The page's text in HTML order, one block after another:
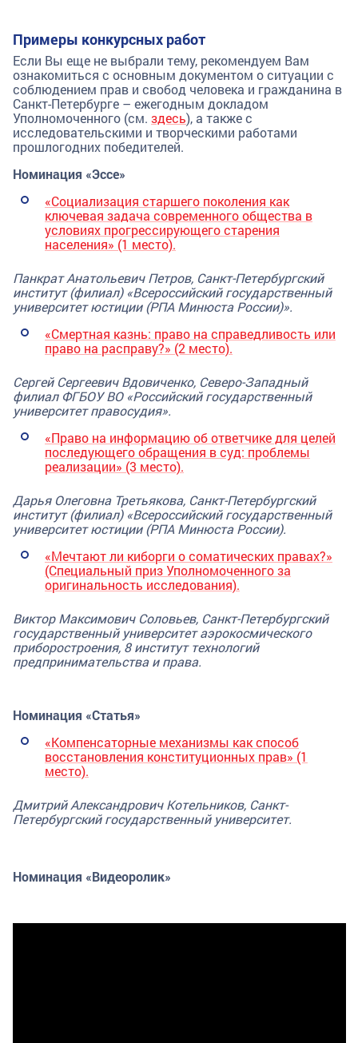
Примеры конкурсных работ
Если Вы еще не выбрали тему, рекомендуем Вам
ознакомиться с основным документом о ситуации с
соблюдением прав и свобод человека и гражданина в
Санкт-Петербурге – ежегодным докладом
Уполномоченного (см. здесь), а также с
исследовательскими и творческими работами
прошлогодних победителей.
Номинация «Эссе»
«Социализация старшего поколения как
ключевая задача современного общества в
условиях прогрессирующего старения
населения» (1 место).
Панкрат Анатольевич Петров, Санкт-Петербургский
институт (филиал) «Всероссийский государственный
университет юстиции (РПА Минюста России)».
«Смертная казнь: право на справедливость или
право на расправу?» (2 место).
Сергей Сергеевич Вдовиченко, Северо-Западный
филиал ФГБОУ ВО «Российский государственный
университет правосудия».
«Право на информацию об ответчике для целей
последующего обращения в суд: проблемы
реализации» (3 место).
Дарья Олеговна Третьякова, Санкт-Петербургский
институт (филиал) «Всероссийский государственный
университет юстиции (РПА Минюста России).
«Мечтают ли киборги о соматических правах?»
(Специальный приз Уполномоченного за
оригинальность исследования).
Виктор Максимович Соловьев, Санкт-Петербургский
государственный университет аэрокосмического
приборостроения, 8 институт технологий
предпринимательства и права.
Номинация «Статья»
«Компенсаторные механизмы как способ
восстановления конституционных прав» (1
место).
Дмитрий Александрович Котельников, Санкт-
Петербургский государственный университет.
Номинация «Видеоролик»